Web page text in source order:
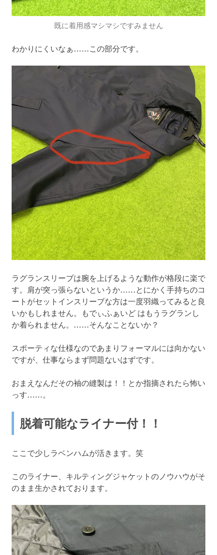
既に着用感マシマシですみません
わかりにくいなぁ……この部分です。
ラグランスリーブは腕を上げるような動作が格段に楽で
す。肩が突っ張らないというか……とにかく手持ちのコ
ートがセットインスリーブな方は一度羽織ってみると良
いかもしれません。もでぃふぁいど はもうラグランし
か着られません。……そんなことないか？
スポーティな仕様なのであまりフォーマルには向かない
ですが、仕事ならまず問題ないはずです。
おまえなんだその袖の縫製は！！とか指摘されたら怖い
っす……。
脱着可能なライナー付！！
ここで少しラベンハムが活きます。笑
このライナー、キルティングジャケットのノウハウがそ
のまま生かされております。